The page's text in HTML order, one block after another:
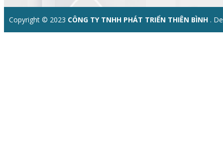
Copyright © 2023 CÔNG TY TNHH PHÁT TRIỂN THIÊN BÌNH .